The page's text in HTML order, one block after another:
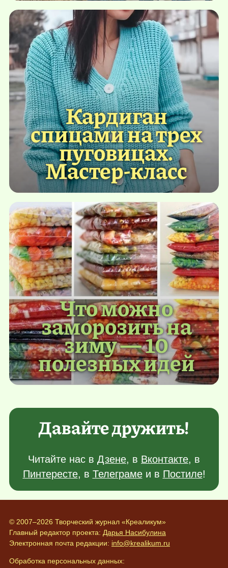
Кардиган
спицами на трех
пуговицах.
Мастер-класс
Что можно
заморозить на
зиму — 10
полезных идей
Давайте дружить!
Читайте нас в Дзене, в Вконтакте, в
Пинтересте, в Телеграмеи в Постиле!
© 2007–2026 Творческий журнал «Креаликум»
Главный редактор проекта: Дарья Насибулина
Электронная почта редакции: info@krealikum.ru
Обработка персональных данных: